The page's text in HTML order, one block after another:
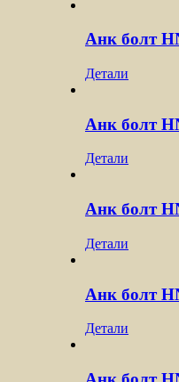
Анк болт
Детали
Анк болт
Детали
Анк болт
Детали
Анк болт
Детали